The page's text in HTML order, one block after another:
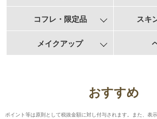
コフレ・限定品 スキ
メイクアップ
おすすめ
ポイント等は原則として税抜金額に対し付与されます。また、表